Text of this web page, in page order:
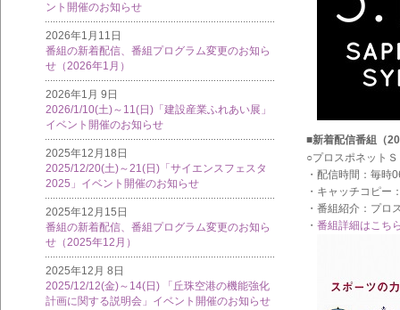
ント開催のお知らせ
2026年1月11日
番組の新着配信、番組プログラム変更のお知ら
せ（2026年1月）
2026年1月 9日
2026/1/10(土)～11(日)「建設産業ふれあい展」
イベント開催のお知らせ
2025年12月18日
2025/12/20(土)～21(日)「サイエンスフェスタ
2025」イベント開催のお知らせ
2025年12月15日
番組の新着配信、番組プログラム変更のお知ら
せ（2025年12月）
2025年12月 8日
2025/12/12(金)～14(日) 「丘珠空港の機能強化
計画に関する説明会」イベント開催のお知らせ
■新着配信番組（
○プロスポネット
・配信時間：毎時
・キャッチコピー
・番組紹介：プロ
・ 番組詳細はこち